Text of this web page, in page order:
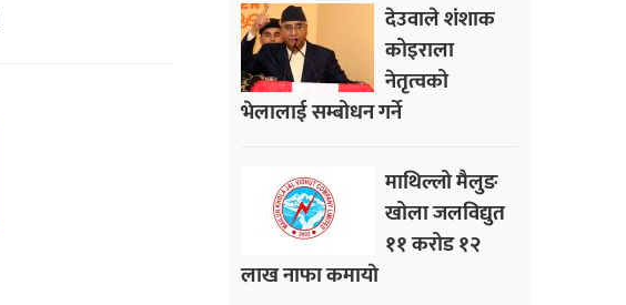
देउवाले शंशाक
कोइराला
नेतृत्वको
भेलालाई सम्बोधन गर्ने
माथिल्लो मैलुङ
खोला जलविद्युत
११ करोड १२
लाख नाफा कमायाे